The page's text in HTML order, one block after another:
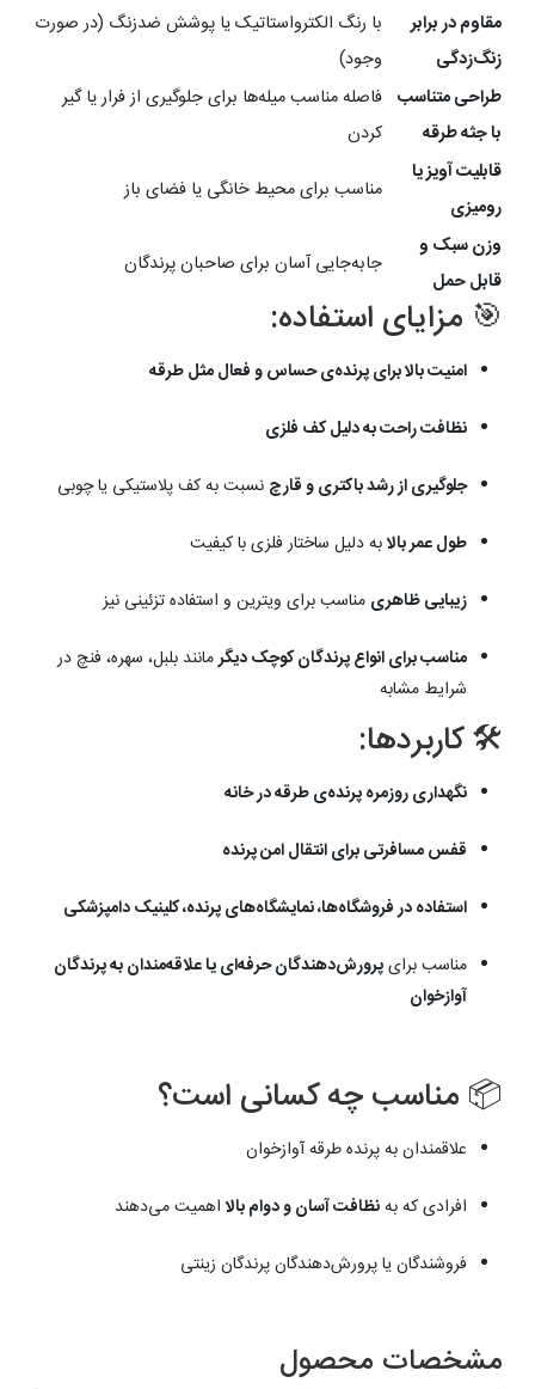
مقاوم در برابر
زنگ‌زدگی
با رنگ الکترواستاتیک یا پوشش ضدزنگ (در صورت
وجود)
طراحی متناسب
با جثه طرقه
فاصله مناسب میله‌ها برای جلوگیری از فرار یا گیر
کردن
قابلیت آویز یا
رومیزی
مناسب برای محیط خانگی یا فضای باز
وزن سبک و
قابل حمل
جابه‌جایی آسان برای صاحبان پرندگان
🎯 مزایای استفاده:
امنیت بالا برای پرنده‌ی حساس و فعال مثل طرقه
نظافت راحت به دلیل کف فلزی
جلوگیری از رشد باکتری و قارچ نسبت به کف پلاستیکی یا چوبی
طول عمر بالابه دلیل ساختار فلزی با کیفیت
زیبایی ظاهری مناسب برای ویترین و استفاده تزئینی نیز
مناسب برای انواع پرندگان کوچک دیگرمانند بلبل، سهره، فنچ در
شرایط مشابه
🛠️ کاربردها:
نگهداری روزمره پرنده‌ی طرقه در خانه
قفس مسافرتی برای انتقال امن پرنده
استفاده در فروشگاه‌ها، نمایشگاه‌های پرنده، کلینیک دامپزشکی
مناسب برایپرورش‌دهندگان حرفه‌ای یا علاقه‌مندان به پرندگان
آوازخوان
📦 مناسب چه کسانی است؟
علاقمندان به پرنده‌ طرقه آوازخوان
افرادی که بهنظافت آسان و دوام بالا اهمیت می‌دهند
فروشندگان یا پرورش‌دهندگان پرندگان زینتی
مشخصات محصول